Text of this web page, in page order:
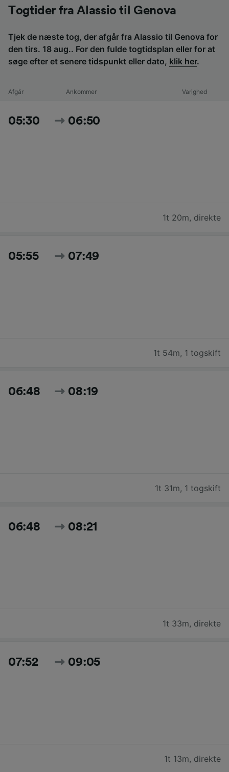
Togtider fra Alassio til Genova
Tjek de næste tog, der afgår fra Alassio til Genova for
den tirs. 18 aug.. For den fulde togtidsplan eller for at
søge efter et senere tidspunkt eller dato, klik her.
Afgår Ankommer Varighed
05:30 06:50
1t 20m, direkte
05:55 07:49
1t 54m, 1 togskift
06:48 08:19
1t 31m, 1 togskift
06:48 08:21
1t 33m, direkte
07:52 09:05
1t 13m, direkte